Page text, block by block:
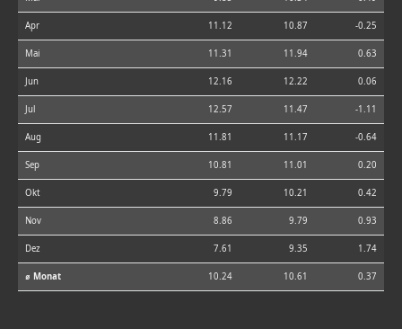
Apr 11.12 10.87 -0.25
Mai 11.31 11.94 0.63
Jun 12.16 12.22 0.06
Jul 12.57 11.47 -1.11
Aug 11.81 11.17 -0.64
Sep 10.81 11.01 0.20
Okt 9.79 10.21 0.42
Nov 8.86 9.79 0.93
Dez 7.61 9.35 1.74
⌀ Monat 10.24 10.61 0.37